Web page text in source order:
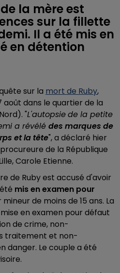
la mère est
sur la fillette
Il a été mis en
en détention
sur la mort de Ruby,
août dans le quartier de la
"L'autopsiede la petite
a révélé des marques de
et la tête", a déclaré hier
de la République
Carole Etienne.
de Ruby est accusé d'avoir
mis en examen pour
mineur de moins de 15 ans. La
en examen pour défaut
de crime, non-
traitement et non-
danger. Le couple a été